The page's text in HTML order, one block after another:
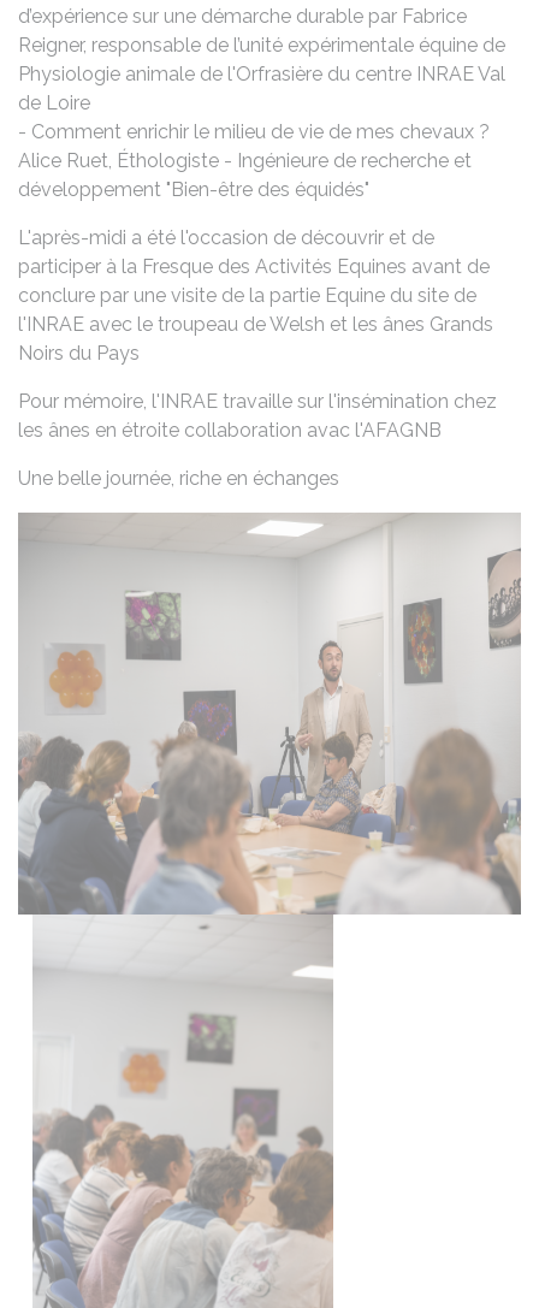
d’expérience sur une démarche durable par Fabrice
Reigner, responsable de l’unité expérimentale équine de
Physiologie animale de l'Orfrasière du centre INRAE Val
de Loire
- Comment enrichir le milieu de vie de mes chevaux ?
Alice Ruet, Éthologiste - Ingénieure de recherche et
développement "Bien-être des équidés"
L'après-midi a été l'occasion de découvrir et de
participer à la Fresque des Activités Equines avant de
conclure par une visite de la partie Equine du site de
l'INRAE avec le troupeau de Welsh et les ânes Grands
Noirs du Pays
Pour mémoire, l'INRAE travaille sur l'insémination chez
les ânes en étroite collaboration avac l'AFAGNB
Une belle journée, riche en échanges